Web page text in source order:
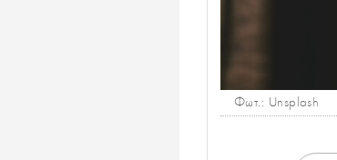
Φωτ.: Unsplash